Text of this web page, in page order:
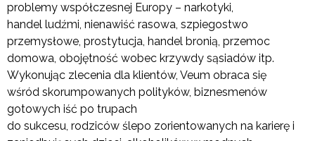
problemy współczesnej Europy – narkotyki,
handel ludźmi, nienawiść rasowa, szpiegostwo
przemysłowe, prostytucja, handel bronią, przemoc
domowa, obojętność wobec krzywdy sąsiadów itp.
Wykonując zlecenia dla klientów, Veum obraca się
wśród skorumpowanych polityków, biznesmenów
gotowych iść po trupach
do sukcesu, rodziców ślepo zorientowanych na karierę i